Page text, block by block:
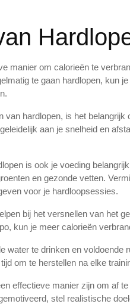
manier om calorieën te
te gaan hardlopen, kun
van hardlopen, is het
aan je snelheid en
is ook je voeding
en gezonde vetten.
voor je hardloopsessies.
bij het versnellen van het
kun je meer calorieën
water te drinken en
om te herstellen na elke
effectieve manier zijn om af
stel realistische